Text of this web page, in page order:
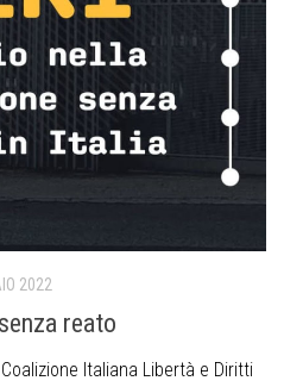
2022
reato
Italiana Libertà e Diritti